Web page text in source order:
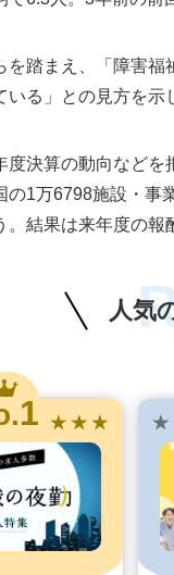
を踏まえ、「障害
いる」との見方を示
度決算の動向などを
の1万6798施設・事
。結果は来年度の報
人気
1 ★ ★ ★ ★